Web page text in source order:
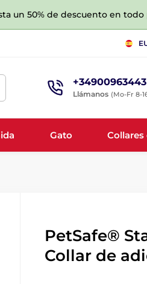
un 50% de descuento en
+34900963443
Llámanos (Mo-Fr 8-
Gato
PetSafe®
Collar de